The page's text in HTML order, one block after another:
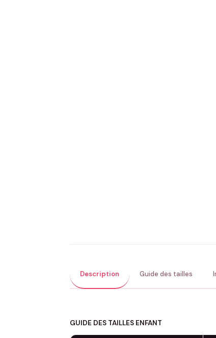
Description Guide des tailles
GUIDE DES TAILLES ENFANT